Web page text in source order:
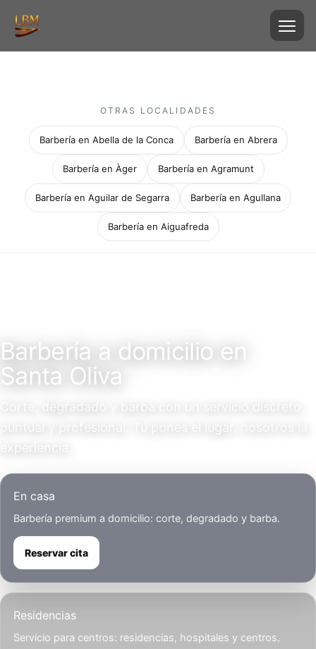
OTRAS LOCALIDADES
Barbería en Abella de la Conca Barbería en Abrera
Barbería en Àger Barbería en Agramunt
Barbería en Aguilar de Segarra Barbería en Agullana
Barbería en Aiguafreda
Barbería a domicilio en
Santa Oliva
Corte, degradado y barba con un servicio discreto,
puntual y profesional. Tú pones el lugar, nosotros la
En casa
Barbería premium a domicilio: corte, degradado y barba.
Reservar cita
Residencias
Servicio para centros: residencias, hospitales y centros.